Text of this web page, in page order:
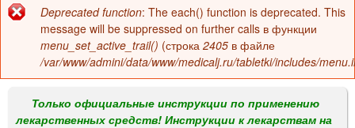
в
о
Сообщение
об
ошибке
Deprecated function: The each() function is deprecated. This
message will be suppressed on further calls в функции
menu_set_active_trail() (строка 2405 в файле
/var/www/admini/data/www/medicalj.ru/tabletki/includes/
Только официальные инструкции по применению
лекарственных средств! Инструкции к лекарствам на